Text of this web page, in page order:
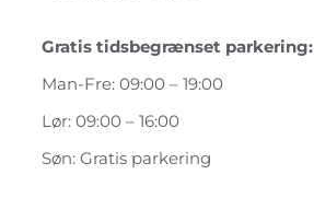
Gratis tidsbegrænset parkering:
Man-Fre: 09:00 – 19:00
Lør: 09:00 – 16:00
Søn: Gratis parkering